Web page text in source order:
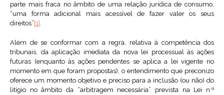
parte mais fraca no âmbito de uma relação jurídica de consumo,
“uma forma adicional mais acessível de fazer valer os seus
direitos” [1] .
Além de se conformar com a regra, relativa à competência dos
tribunais, da aplicação imediata da nova lei processual às ações
futuras (enquanto às ações pendentes se aplica a lei vigente no
momento em que foram propostas), o entendimento que preconizo
oferece um momento objetivo e preciso para a inclusão (ou não) do
litígio no âmbito da “arbitragem necessária” prevista na Lei n.º